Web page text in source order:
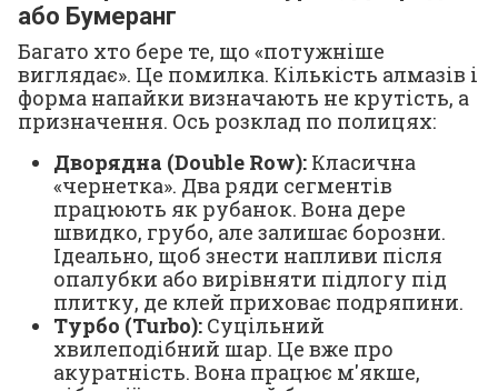
або Бумеранг
Багато хто бере те, що «потужніше
виглядає». Це помилка. Кількість алмазів і
форма напайки визначають не крутість, а
призначення. Ось розклад по полицях:
Дворядна (Double Row): Класична
«чернетка». Два ряди сегментів
працюють як рубанок. Вона дере
швидко, грубо, але залишає борозни.
Ідеально, щоб знести напливи після
опалубки або вирівняти підлогу під
плитку, де клей приховає подряпини.
Турбо (Turbo): Суцільний
хвилеподібний шар. Це вже про
акуратність. Вона працює м'якше,